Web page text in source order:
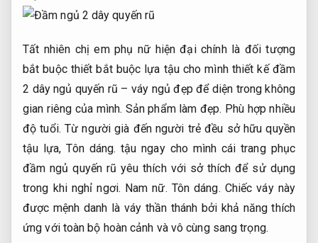
Tất nhiên chị em phụ nữ hiện đại chính là đối tượng
bắt buộc thiết bắt buộc lựa tậu cho mình thiết kế đầm
2 dây ngủ quyến rũ – váy ngủ đẹp để diện trong không
gian riêng của mình. Sản phẩm làm đẹp. Phù hợp nhiều
độ tuổi. Từ người già đến người trẻ đều sở hữu quyền
tậu lựa,Tôn dáng. tậu ngay cho mình cái trang phục
đầm ngủ quyến rũ yêu thích với sở thích để sử dụng
trong khi nghỉ ngơi. Nam nữ. Tôn dáng. Chiếc váy này
được mệnh danh là váy thần thánh bởi khả năng thích
ứng với toàn bộ hoàn cảnh và vô cùng sang trọng.